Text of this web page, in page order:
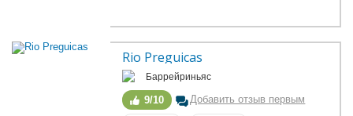
Rio Preguicas
Баррейриньяс
9/10 Добавить отзыв первым